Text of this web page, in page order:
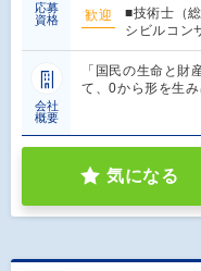
応募
資格
歓迎
■技術士（
シビルコン
会社
概要
「国民の生命と財
て、0から形を生
気になる